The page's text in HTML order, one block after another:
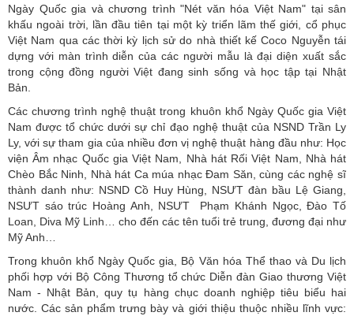
Ngày Quốc gia và chương trình "Nét văn hóa Việt Nam" tại sân
khấu ngoài trời, lần đầu tiên tại một kỳ triển lãm thế giới, cổ phục
Việt Nam qua các thời kỳ lịch sử do nhà thiết kế Coco Nguyễn tái
dựng với màn trình diễn của các người mẫu là đại diện xuất sắc
trong cộng đồng người Việt đang sinh sống và học tập tại Nhật
Bản.
Các chương trình nghệ thuật trong khuôn khổ Ngày Quốc gia Việt
Nam được tổ chức dưới sự chỉ đạo nghệ thuật của NSND Trần Ly
Ly, với sự tham gia của nhiều đơn vị nghệ thuật hàng đầu như: Học
viện Âm nhạc Quốc gia Việt Nam, Nhà hát Rối Việt Nam, Nhà hát
Chèo Bắc Ninh, Nhà hát Ca múa nhạc Đam Săn, cùng các nghệ sĩ
thành danh như: NSND Cồ Huy Hùng, NSƯT đàn bầu Lệ Giang,
NSƯT sáo trúc Hoàng Anh, NSƯT Phạm Khánh Ngọc, Đào Tố
Loan, Diva Mỹ Linh… cho đến các tên tuổi trẻ trung, đương đại như
Mỹ Anh…
Trong khuôn khổ Ngày Quốc gia, Bộ Văn hóa Thể thao và Du lịch
phối hợp với Bộ Công Thương tổ chức Diễn đàn Giao thương Việt
Nam - Nhật Bản, quy tụ hàng chục doanh nghiệp tiêu biểu hai
nước. Các sản phẩm trưng bày và giới thiệu thuộc nhiều lĩnh vực: